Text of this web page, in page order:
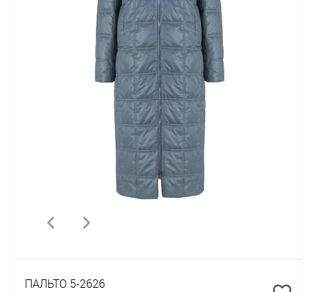
ПАЛЬТО 5-2626